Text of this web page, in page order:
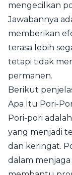
mengecilkan
Jawabannya
memberikan
terasa lebih
tetapi tidak
permanen.
Berikut
Apa Itu Pori-
Pori-pori
yang menjadi
dan keringat.
dalam